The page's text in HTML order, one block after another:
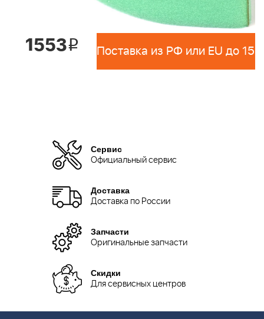
1553i
Сервис
Официальный сервис
Доставка
Доставка по России
Запчасти
Оригинальные запчасти
Скидки
Для сервисных центров